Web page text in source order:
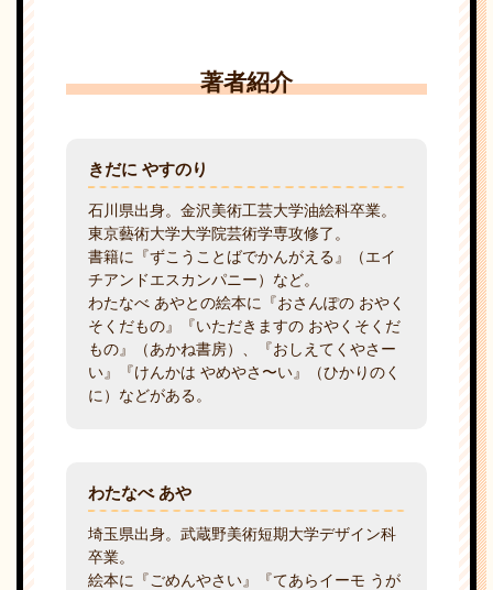
著者紹介
きだに やすのり
石川県出身。金沢美術工芸大学油絵科卒業。
東京藝術大学大学院芸術学専攻修了。
書籍に『ずこうことばでかんがえる』（エイ
チアンドエスカンパニー）など。
わたなべ あやとの絵本に『おさんぽの おやく
そくだもの』『いただきますの おやくそくだ
もの』（あかね書房）、『おしえてくやさー
い』『けんかは やめやさ〜い』（ひかりのく
に）などがある。
わたなべ あや
埼玉県出身。武蔵野美術短期大学デザイン科
卒業。
絵本に『ごめんやさい』『てあらイーモ うが